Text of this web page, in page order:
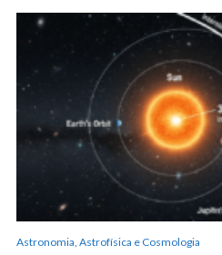
Astronomia, Astrofísica e Cosmologia